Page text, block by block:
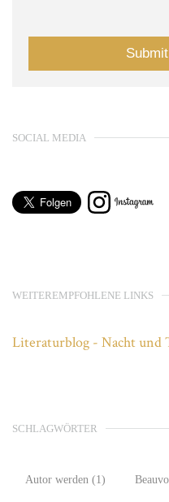
SOCIAL MEDIA
WEITEREMPFOHLENE LINKS
Literaturblog - Nacht und
SCHLAGWÖRTER
Autor werden (1)